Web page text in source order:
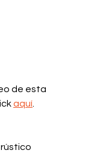
de esta
aquí